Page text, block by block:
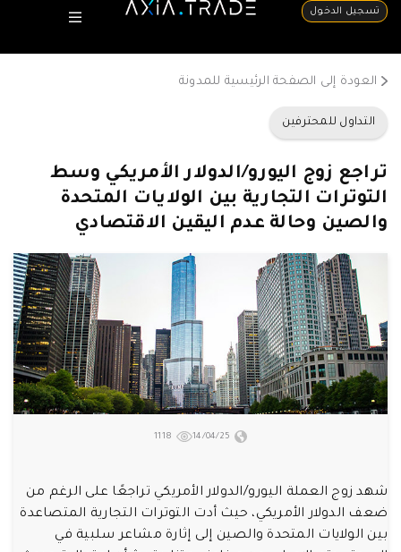
تسجيل الدخول
العودة إلى الصفحة الرئيسية للمدونة
التداول للمحترفين
تراجع زوج اليورو/الدولار الأمريكي وسط
التوترات التجارية بين الولايات المتحدة
والصين وحالة عدم اليقين الاقتصادي
14/04/25
1118
شهد زوج العملة اليورو/الدولار الأمريكي تراجعًا على الرغم من
ضعف الدولار الأمريكي، حيث أدت التوترات التجارية المتصاعدة
بين الولايات المتحدة والصين إلى إثارة مشاعر سلبية في